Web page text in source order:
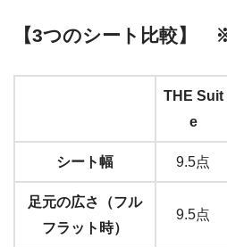
【3つのシート比較】
THE Suit
e
シート幅 9.5点
足元の広さ（フル
フラット時）
9.5点